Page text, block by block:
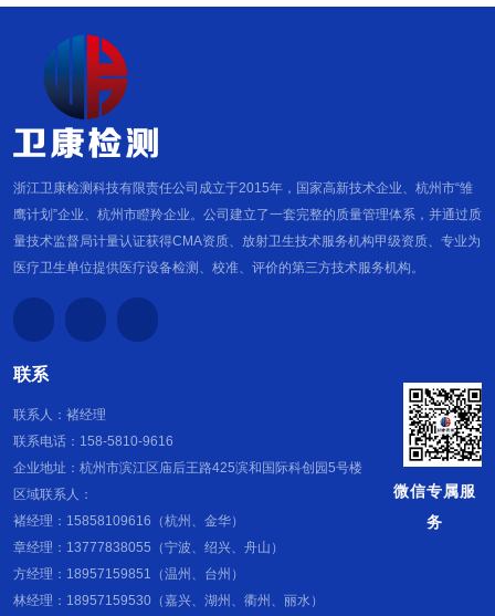
浙江卫康检测科技有限责任公司成立于2015年，国家高新技术企业、杭州市“雏
鹰计划”企业、杭州市瞪羚企业。公司建立了一套完整的质量管理体系，并通过质
量技术监督局计量认证获得CMA资质、放射卫生技术服务机构甲级资质、专业为
医疗卫生单位提供医疗设备检测、校准、评价的第三方技术服务机构。
联系
联系人：褚经理
联系电话：158-5810-9616
企业地址：杭州市滨江区庙后王路425滨和国际科创园5号楼
区域联系人：
褚经理：15858109616（杭州、金华）
章经理：13777838055（宁波、绍兴、舟山）
方经理：18957159851（温州、台州）
林经理：18957159530（嘉兴、湖州、衢州、丽水）
微信专属服
务